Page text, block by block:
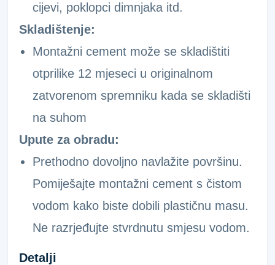
cijevi, poklopci dimnjaka itd.
Skladištenje:
Montažni cement može se skladištiti
otprilike 12 mjeseci u originalnom
zatvorenom spremniku kada se skladišti
na suhom
Upute za obradu:
Prethodno dovoljno navlažite površinu.
Pomiješajte montažni cement s čistom
vodom kako biste dobili plastičnu masu.
Ne razrjeđujte stvrdnutu smjesu vodom.
Detalji